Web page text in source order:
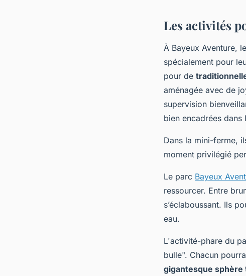
Les activités
À Bayeux Aventure,
spécialement pour
pour de
aménagée avec de
supervision
bien encadrées
Dans la mini-ferme,
moment privilégié
Le parc Bayeux
ressourcer. Entre
s’éclaboussant. Ils
eau.
L'activité-phare du
bulle". Chacun
gigantesque sphère